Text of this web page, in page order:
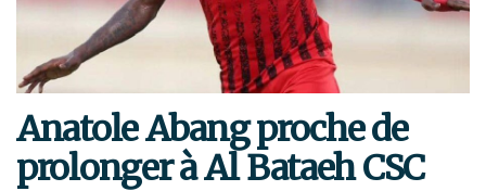
Anatole Abang proche de
prolonger à Al Bataeh CSC